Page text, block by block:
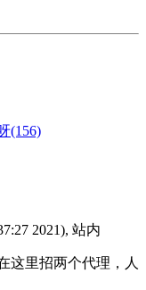
(156)
2021), 站内
这里招两个代理，人